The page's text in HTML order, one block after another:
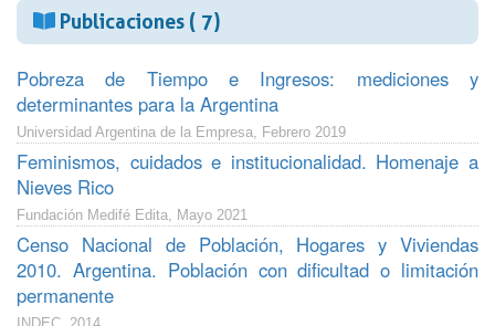
Publicaciones ( 7)
Pobreza de Tiempo e Ingresos: mediciones y
determinantes para la Argentina
Universidad Argentina de la Empresa, Febrero 2019
Feminismos, cuidados e institucionalidad. Homenaje a
Nieves Rico
Fundación Medifé Edita, Mayo 2021
Censo Nacional de Población, Hogares y Viviendas
2010. Argentina. Población con dificultad o limitación
permanente